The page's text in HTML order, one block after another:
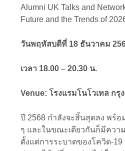
Alumni UK Talks and
Future and the Trends of
วันพฤหัสบดีที่ 18 ธันวาคม
เวลา 18.00 – 20.30 น.
Venue: โรงแรมโนโวเทล กรุ
ปี 2568 กำลังจะสิ้นสุดลง พร้อ
ๆ และในขณะเดียวกันก็มีควา
ตั้งแต่การระบาดของโควิด-